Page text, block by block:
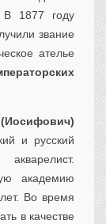
В 1877 году
звание
ателье
и русский
академию
Во время
в качестве